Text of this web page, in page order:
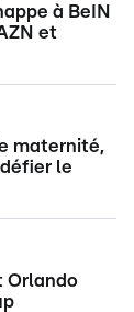
à BeIN
et
maternité,
le
Orlando